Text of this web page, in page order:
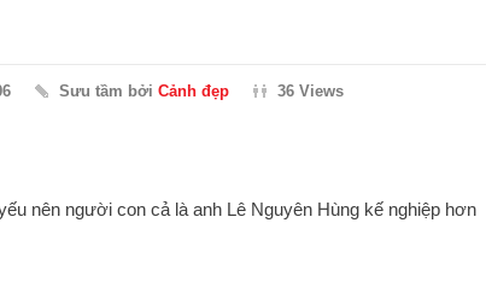
Sưu tầm bởi Cảnh đẹp 36 Views
nên người con cả là anh Lê Nguyên Hùng kế nghiệp hơn